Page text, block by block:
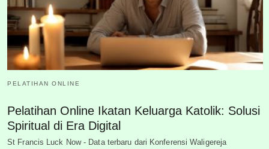
PELATIHAN ONLINE
Pelatihan Online Ikatan Keluarga Katolik: Solusi
Spiritual di Era Digital
St Francis Luck Now - Data terbaru dari Konferensi Waligereja